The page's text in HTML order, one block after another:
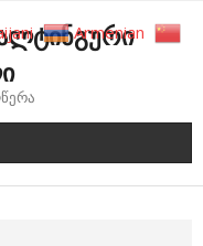
Armenian